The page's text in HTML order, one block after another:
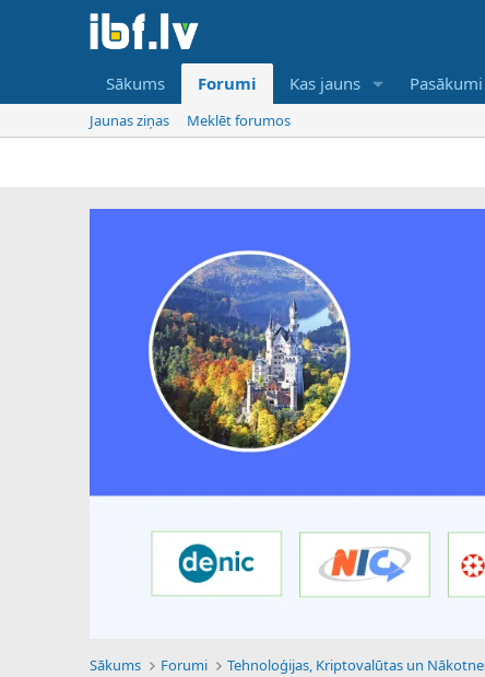
Sākums Forumi Kas jauns Pasākumi
Jaunas ziņas Meklēt forumos
Sākums Forumi